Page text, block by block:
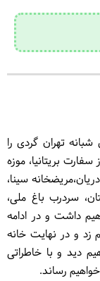
تهران گردی را
سفارت بریتانیا، موزه
سینا،
سردرب باغ ملی،
داشت و در ادامه
زد و در نهایت خانه
دید و با خاطراتی
رساند.